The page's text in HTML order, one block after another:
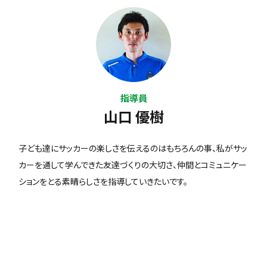
指導員
山口 優樹
子ども達にサッカーの楽しさを伝えるのはもちろんの事、私がサッ
カーを通して学んできた友達づくりの大切さ、仲間とコミュニケー
ションをとる素晴らしさを指導していきたいです。